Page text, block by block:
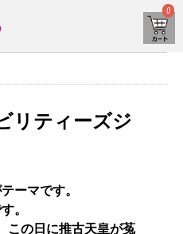
0
リティーズジ
ーマです。
。
この日に推古天皇が菟